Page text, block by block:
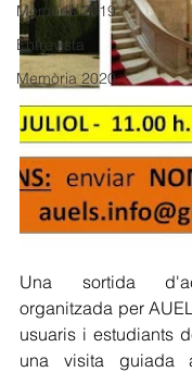
Memòria 2019
Entrevista
Memòria 2020
Una sortida
organitzada per
usuaris i estudiants
una visita guiada